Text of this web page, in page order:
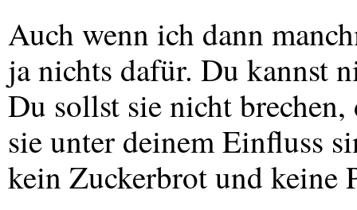
Auch wenn ich dann
ja nichts dafür. Du kannst
Du sollst sie nicht
sie unter deinem Einfluss
kein Zuckerbrot und keine